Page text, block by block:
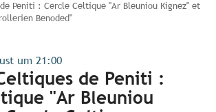
Peniti : Cercle Celtique "Ar Bleuniou Kignez" et
Benoded"
um 21:00
de Peniti :
"Ar Bleuniou